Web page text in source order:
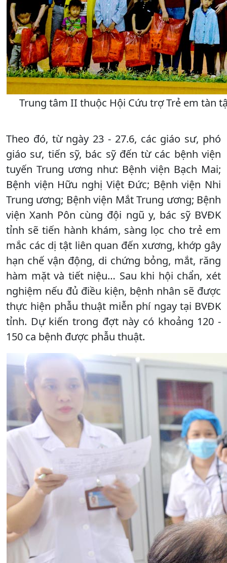
Trung tâm II thuộc Hội Cứu trợ Trẻ em tàn
Theo đó, từ ngày 23 - 27.6, các giáo sư, phó
giáo sư, tiến sỹ, bác sỹ đến từ các bệnh viện
tuyến Trung ương như: Bệnh viện Bạch Mai;
Bệnh viện Hữu nghị Việt Đức; Bệnh viện Nhi
Trung ương; Bệnh viện Mắt Trung ương; Bệnh
viện Xanh Pôn cùng đội ngũ y, bác sỹ BVĐK
tỉnh sẽ tiến hành khám, sàng lọc cho trẻ em
mắc các dị tật liên quan đến xương, khớp gây
hạn chế vận động, di chứng bỏng, mắt, răng
hàm mặt và tiết niệu… Sau khi hội chẩn, xét
nghiệm nếu đủ điều kiện, bệnh nhân sẽ được
thực hiện phẫu thuật miễn phí ngay tại BVĐK
tỉnh. Dự kiến trong đợt này có khoảng 120 -
150 ca bệnh được phẫu thuật.